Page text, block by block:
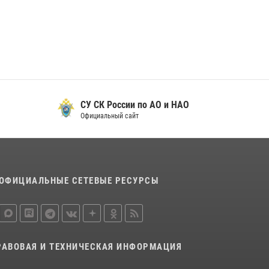
СУ СК России по АО и НАО
Официальный сайт
СЕТЕВЫЕ РЕСУРСЫ
И ТЕХНИЧЕСКАЯ ИНФОРМАЦИЯ